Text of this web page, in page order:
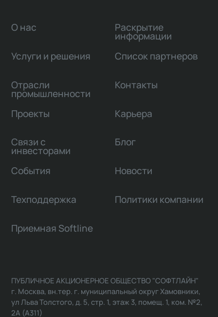
О нас
Услуги и решения
Отрасли
промышленности
Проекты
Связи с
инвесторами
Раскрытие
информации
Список партнеров
Контакты
Карьера
Блог
События Новости
Техподдержка Политики компании
Приемная Softline
ПУБЛИЧНОЕ АКЦИОНЕРНОЕ ОБЩЕСТВО "СОФТЛАЙН"
г. Москва, вн.тер. г. муниципальный округ Хамовники,
ул Льва Толстого, д. 5, стр. 1, этаж 3, помещ. 1, ком. №2,
2А (А311)